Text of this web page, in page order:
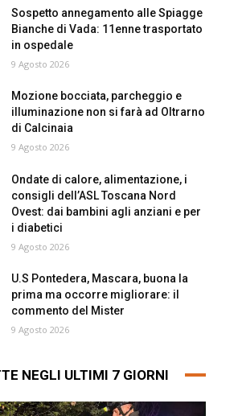
Sospetto annegamento alle Spiagge
Bianche di Vada: 11enne trasportato
in ospedale
9 Agosto 2026
Mozione bocciata, parcheggio e
illuminazione non si farà ad Oltrarno
di Calcinaia
9 Agosto 2026
Ondate di calore, alimentazione, i
consigli dell’ASL Toscana Nord
Ovest: dai bambini agli anziani e per
i diabetici
9 Agosto 2026
U.S Pontedera, Mascara, buona la
prima ma occorre migliorare: il
commento del Mister
9 Agosto 2026
NEGLI ULTIMI 7 GIORNI